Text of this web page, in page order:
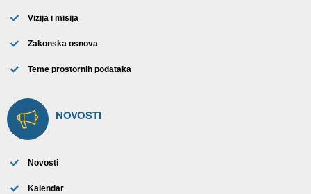
Vizija i misija
Zakonska osnova
Teme prostornih podataka
NOVOSTI
Novosti
Kalendar